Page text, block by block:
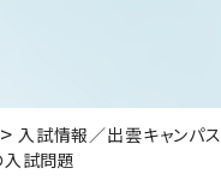
入試情報／出雲キャンパス
試問題